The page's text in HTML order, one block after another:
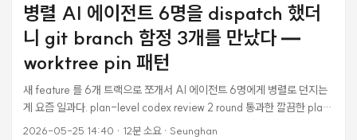
병렬 AI 에이전트 6명을 dispatch 했더
니 git branch 함정 3개를 만났다 —
worktree pin 패턴
새 feature 를 6개 트랙으로 쪼개서 AI 에이전트 6명에게 병렬로 던지는
게 요즘 일과다. plan-level codex review 2 round 통과한 깔끔한 plan
을 들고 자신만만하게 Wave 1 (2개 에이전트 병렬) dispatch 했는데, 첫
2026-05-25 14:40 · 12분 소요· Seunghan